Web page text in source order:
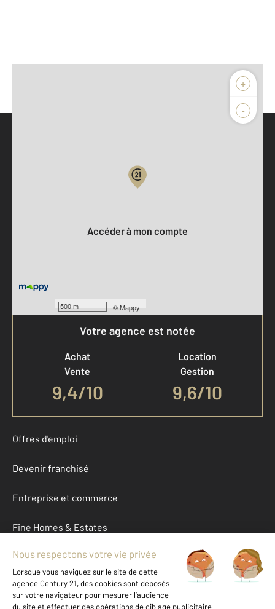
+
-
500 m ©Mappy
Accéder à mon compte
Votre agence est notée
Achat
Vente
9,4/10
Location
Gestion
9,6/10
Offres d'emploi
Devenir franchisé
Entreprise et commerce
Fine Homes & Estates
À propos
International